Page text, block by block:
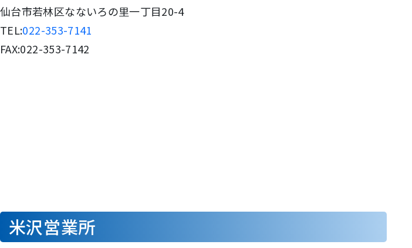
仙台市若林区なないろの里一丁目20-4
TEL:022-353-7141
FAX:022-353-7142
米沢営業所